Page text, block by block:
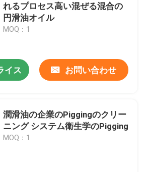
れるプロセス高い混ぜる混合の
円滑油オイル
MOQ：1
イス お問い合わせ
潤滑油の企業のPiggingのクリー
ニング システム衛生学のPigging
MOQ：1